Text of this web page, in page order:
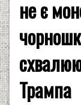
не є
Трампа